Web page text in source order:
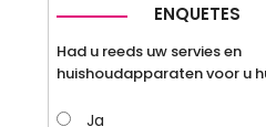
ENQUETES
Had u reeds uw servies en
huishoudapparaten voor u
Ja